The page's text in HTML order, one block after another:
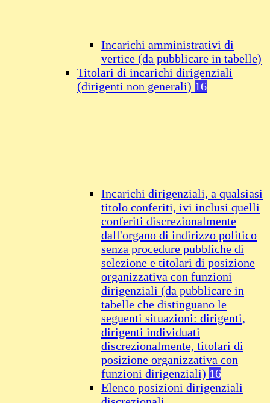
Incarichi amministrativi di
vertice (da pubblicare in tabelle)
Titolari di incarichi dirigenziali
(dirigenti non generali) 16
Incarichi dirigenziali, a qualsiasi
titolo conferiti, ivi inclusi quelli
conferiti discrezionalmente
dall'organo di indirizzo politico
senza procedure pubbliche di
selezione e titolari di posizione
organizzativa con funzioni
dirigenziali (da pubblicare in
tabelle che distinguano le
seguenti situazioni: dirigenti,
dirigenti individuati
discrezionalmente, titolari di
posizione organizzativa con
funzioni dirigenziali) 16
Elenco posizioni dirigenziali